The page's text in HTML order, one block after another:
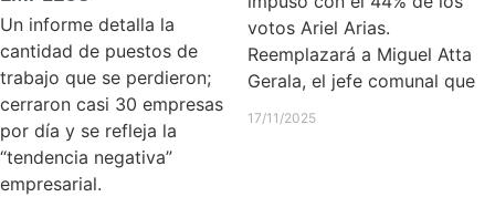
Un informe detalla la
cantidad de puestos de
trabajo que se perdieron;
cerraron casi 30 empresas
por día y se refleja la
“tendencia negativa”
empresarial.
votos Ariel Arias.
Reemplazará a Miguel Atta
Gerala, el jefe comunal que
17/11/2025